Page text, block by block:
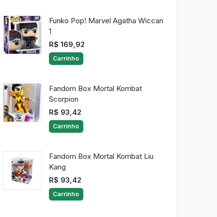
Funko Pop! Marvel Agatha Wiccan
1
R$ 169,92
Carrinho
Fandom Box Mortal Kombat
Scorpion
R$ 93,42
Carrinho
Fandom Box Mortal Kombat Liu
Kang
R$ 93,42
Carrinho